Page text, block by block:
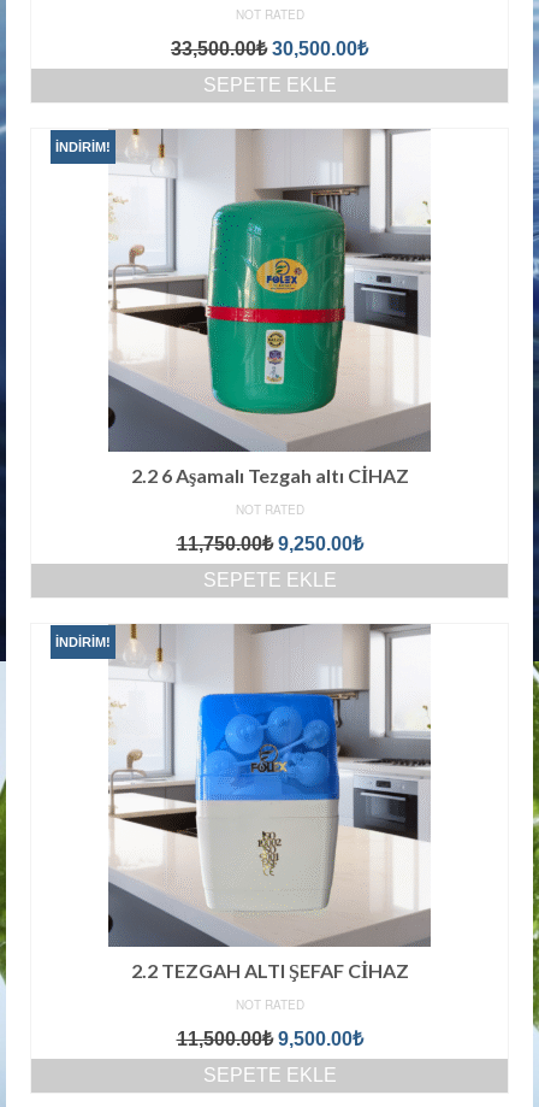
NOT RATED
33,500.00₺ Orijinal
fiyat:
33,500.00₺.
30,500.00₺Şu
andaki
SEPETE EKLE
İNDIRIM!
2.2 6 Aşamalı Tezgah altı CİHAZ
NOT RATED
11,750.00₺ Orijinal
fiyat:
11,750.00₺.
9,250.00₺Şu
andaki
SEPETE EKLE
İNDIRIM!
2.2 TEZGAH ALTI ŞEFAF CİHAZ
NOT RATED
11,500.00₺ Orijinal
fiyat:
11,500.00₺.
9,500.00₺Şu
andaki
SEPETE EKLE